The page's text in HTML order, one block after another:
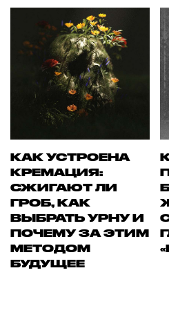
КАК УСТРОЕНА
КРЕМАЦИЯ:
СЖИГАЮТ ЛИ
ГРОБ, КАК
ВЫБРАТЬ УРНУ И
ПОЧЕМУ ЗА ЭТИМ
МЕТОДОМ
БУДУЩЕЕ